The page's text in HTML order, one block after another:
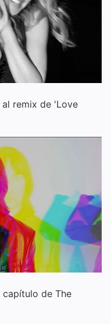
remix de 'Love
capítulo de The